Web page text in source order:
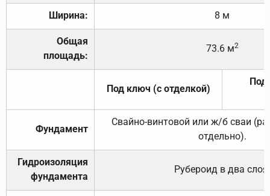
Ширина: 8 м
Общая
площадь:
73.6 м2
Под ключ (с отделкой)
Под
Фундамент
Свайно-винтовой или ж/б сваи
отдельно).
Гидроизоляция
фундамента
Рубероид в два слоя.